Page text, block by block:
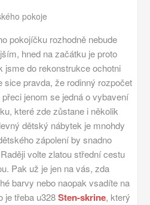
pokoje
pokojíčku rozhodně nebude
hned na začátku je proto
jsme do rekonstrukce ochotni
sice pravda, že rodinný rozpočet
jenom se jedná o vybavení
které zde zůstane i několik
dětský nábytek je mnohdy
zápolení by snadno
volte zlatou střední cestu
Pak už je jen na vás, zda
barvy nebo naopak vsadíte na
je třeba u328Sten-skrine, který